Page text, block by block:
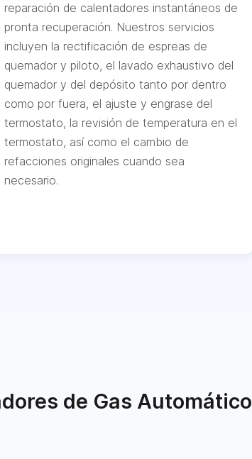
reparación de calentadores instantáneos de
pronta recuperación. Nuestros servicios
incluyen la rectificación de espreas de
quemador y piloto, el lavado exhaustivo del
quemador y del depósito tanto por dentro
como por fuera, el ajuste y engrase del
termostato, la revisión de temperatura en el
termostato, así como el cambio de
refacciones originales cuando sea
necesario.
de Gas